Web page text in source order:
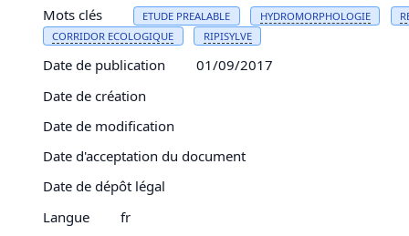
Mots clés
ETUDE PREALABLE HYDROMORPHOLOGIE
CORRIDOR ECOLOGIQUE
RIPISYLVE
Date de publication
01/09/2017
Date de création
Date de modification
Date d'acceptation du document
Date de dépôt légal
Langue
fr